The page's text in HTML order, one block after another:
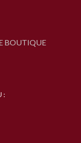
BOUTIQUE
: